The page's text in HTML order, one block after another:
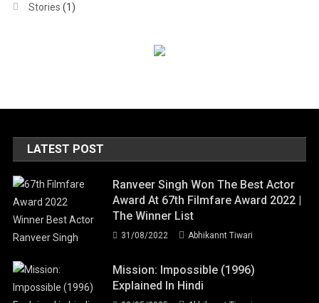
Stories (1)
LATEST POST
Ranveer Singh Won The Best Actor
Award At 67th Filmfare Award 2022 |
The Winner List
31/08/2022 Abhikannt Tiwari
Mission: Impossible (1996)
Explained In Hindi